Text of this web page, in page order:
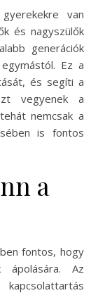
van
és nagyszülők
generációk
Ez a
és segíti a
vegyenek a
nemcsak a
is fontos
a
fontos, hogy
ápolására. Az